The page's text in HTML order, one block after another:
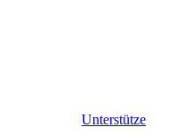
Unterstütze